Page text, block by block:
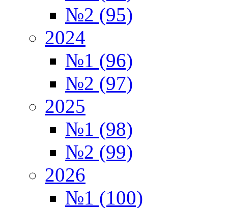
№2 (95)
2024
№1 (96)
№2 (97)
2025
№1 (98)
№2 (99)
2026
№1 (100)